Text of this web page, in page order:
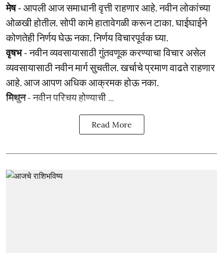
मेष- आपली आज समाधानी वृत्ती राहणार आहे. नवीन लोकांच्या
ओळखी होतील. सोपी कामे हातावेगळी करून टाका. घाईघाईने
कोणतेही निर्णय घेऊ नका. निर्णय विचारपूर्वक घ्या.
वृषभ- नवीन व्यवसायासाठी गुंतवणूक करण्याचा विचार असेल
व्यवसायासाठी नवीन मार्ग सुचतील. खर्चाचे प्रमाण वाढते राहणार
आहे. आज आपण अधिक आक्रमक होऊ नका.
मिथुन- नवीन परिचय होण्याची ...
Read More